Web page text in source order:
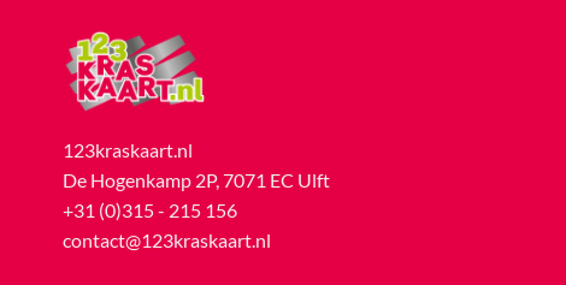
123kraskaart.nl
De Hogenkamp 2P, 7071 EC Ulft
+31 (0)315 - 215 156
contact@123kraskaart.nl